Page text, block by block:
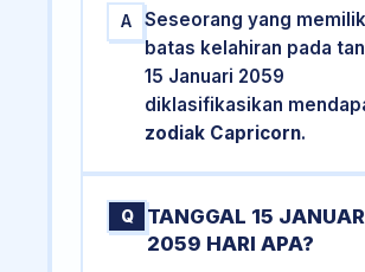
A
Seseorang yang
batas kelahiran pada
15 Januari 2059
diklasifikasikan
zodiak Capricorn.
Q
TANGGAL 15
2059 HARI APA?